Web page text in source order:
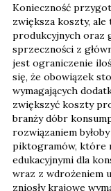
Konieczność
zwiększa koszty,
produkcyjnych oraz
sprzeczności z
jest ograniczenie
się, że obowiązek
wymagających
zwiększyć koszty
branży dóbr
rozwiązaniem
piktogramów, które
edukacyjnymi dla
wraz z wdrożeniem
zniosły krajowe